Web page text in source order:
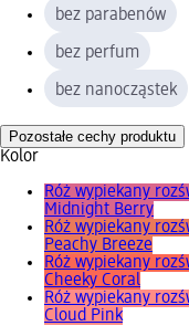
bez parabenów
bez perfum
bez nanocząstek
Pozostałe cechy produktu
Kolor
Róż wypiekany
Midnight Berry
Róż wypiekany
Peachy Breeze
Róż wypiekany
Cheeky Coral
Róż wypiekany
Cloud Pink